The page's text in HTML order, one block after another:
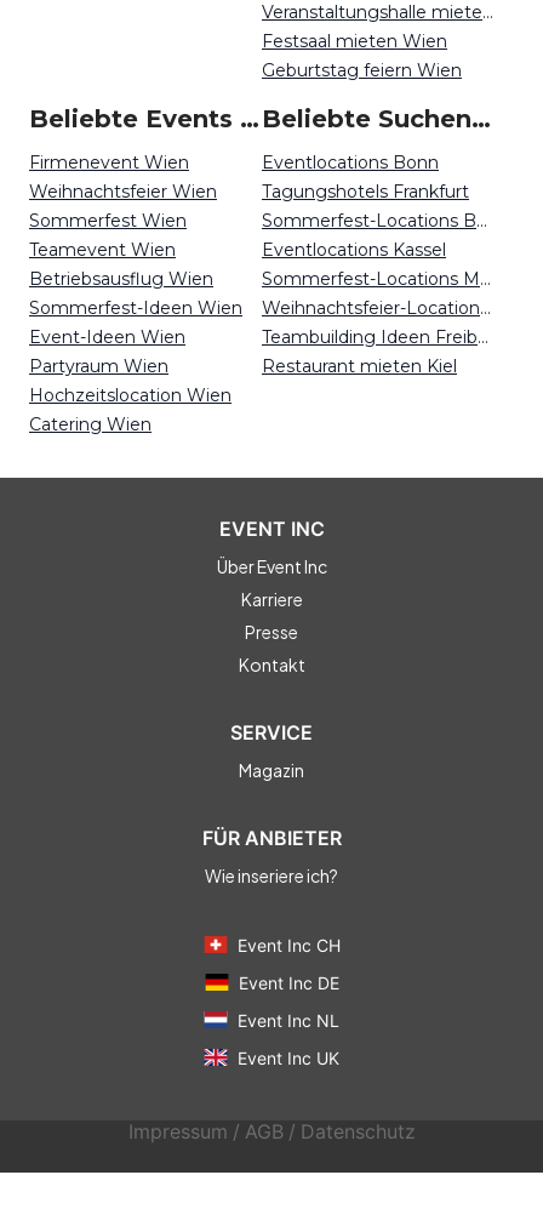
Veranstaltungshalle mieten Wien
Festsaal mieten Wien
Geburtstag feiern Wien
Beliebte Events in Wien
Firmenevent Wien
Weihnachtsfeier Wien
Sommerfest Wien
Teamevent Wien
Betriebsausflug Wien
Sommerfest-Ideen Wien
Event-Ideen Wien
Partyraum Wien
Hochzeitslocation Wien
Catering Wien
Beliebte Suchen auf Event Inc
Eventlocations Bonn
Tagungshotels Frankfurt
Sommerfest-Locations Berlin
Eventlocations Kassel
Sommerfest-Locations Mainz
Weihnachtsfeier-Locations Essen
Teambuilding Ideen Freiburg
Restaurant mieten Kiel
EVENT INC
Über Event Inc
Karriere
Presse
Kontakt
SERVICE
Magazin
FÜR ANBIETER
Wie inseriere ich?
Event Inc CH
Event Inc DE
Event Inc NL
Event Inc UK
Impressum / AGB / Datenschutz